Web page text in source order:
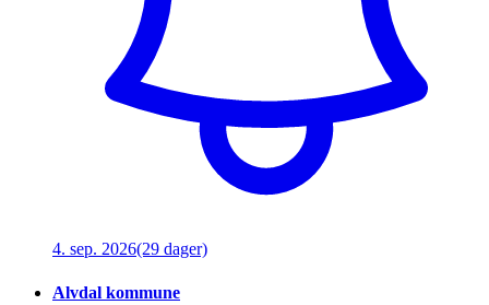
4. sep. 2026(29 dager)
Alvdal kommune